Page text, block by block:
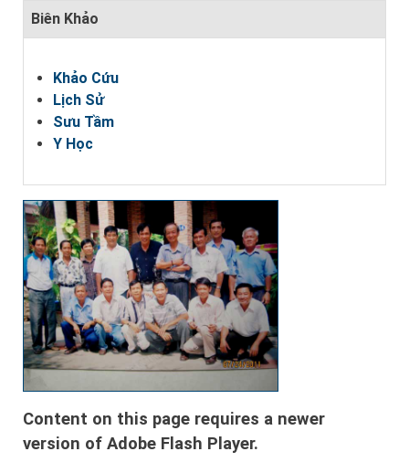
Biên Khảo
Khảo Cứu
Lịch Sử
Sưu Tầm
Y Học
Content on this page requires a newer
version of Adobe Flash Player.